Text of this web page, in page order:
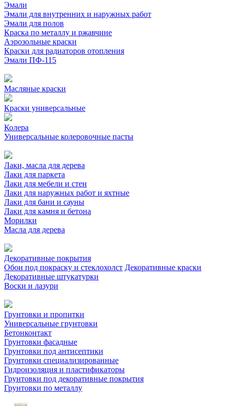
Эмали
Эмали для внутренних и наружных работ
Эмали для полов
Краска по металлу и ржавчине
Аэрозольные краски
Краски для радиаторов отопления
Эмали ПФ-115
Масляные краски
Краски универсальные
Колера
Универсальные колеровочные пасты
Лаки, масла для дерева
Лаки для паркета
Лаки для мебели и стен
Лаки для наружных работ и яхтные
Лаки для бани и сауны
Лаки для камня и бетона
Морилки
Масла для дерева
Декоративные покрытия
Обои под покраску и стеклохолст Декоративные краски
Декоративные штукатурки
Воски и лазури
Грунтовки и пропитки
Универсальные грунтовки
Бетонконтакт
Грунтовки фасадные
Грунтовки под антисептики
Грунтовки специализированные
Гидроизоляция и пластификаторы
Грунтовки под декоративные покрытия
Грунтовки по металлу